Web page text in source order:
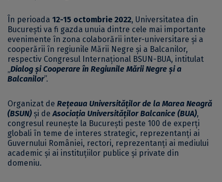
În perioada 12-15 octombrie 2022, Universitatea din
București va fi gazda unuia dintre cele mai importante
evenimente în zona colaborării inter-universitare și a
cooperării în regiunile Mării Negre și a Balcanilor,
respectiv Congresul Internațional BSUN-BUA, intitulat
„Dialog și Cooperare în Regiunile Mării Negre și a
Balcanilor”.
Organizat de Rețeaua Universităților de la Marea Neagră
(BSUN) și deAsociația Universităților Balcanice (BUA),
congresul reunește la București peste 100 de experți
globali în teme de interes strategic, reprezentanți ai
Guvernului României, rectori, reprezentanți ai mediului
academic și ai instituțiilor publice și private din
domeniu.